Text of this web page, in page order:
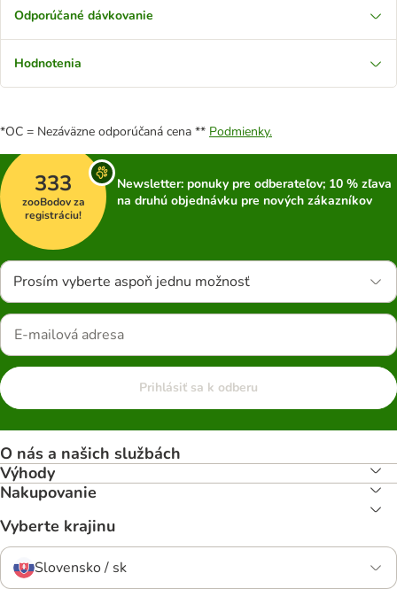
Odporúčané dávkovanie
Hodnotenia
*OC = Nezáväzne odporúčaná cena ** Podmienky.
333
zooBodov za
registráciu!
Newsletter: ponuky pre odberateľov; 10 % zľava
na druhú objednávku pre nových zákazníkov
Prosím vyberte aspoň jednu možnosť
Prihlásiť sa k odberu
O nás a našich službách
Výhody
Nakupovanie
Vyberte krajinu
Slovensko / sk